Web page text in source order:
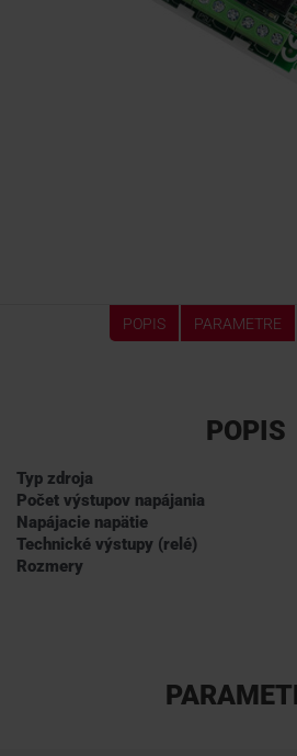
POPIS PARAMETRE
POPIS
Typ zdroja
Počet výstupov napájania
Napájacie napätie
Technické výstupy (relé)
Rozmery